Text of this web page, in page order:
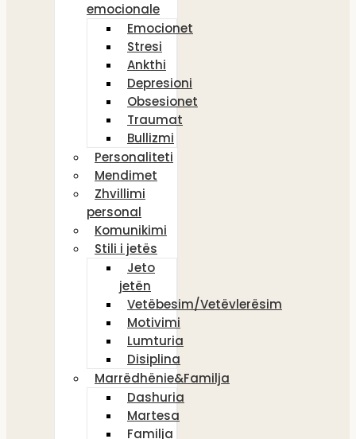
emocionale
Emocionet
Stresi
Ankthi
Depresioni
Obsesionet
Traumat
Bullizmi
Personaliteti
Mendimet
Zhvillimi
personal
Komunikimi
Stili i jetës
Jeto
jetën
Vetëbesim/Vetëvlerësim
Motivimi
Lumturia
Disiplina
Marrëdhënie&Familja
Dashuria
Martesa
Familja